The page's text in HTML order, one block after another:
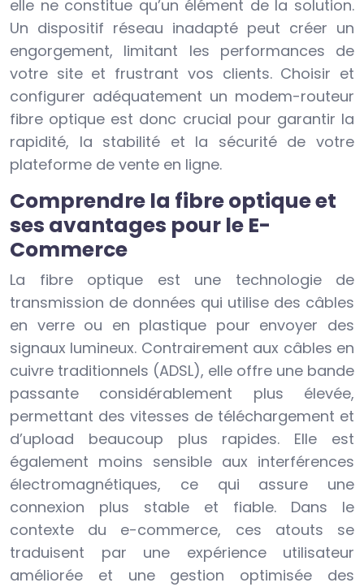
elle ne constitue qu’un élément de la solution.
Un dispositif réseau inadapté peut créer un
engorgement, limitant les performances de
votre site et frustrant vos clients. Choisir et
configurer adéquatement un modem-routeur
fibre optique est donc crucial pour garantir la
rapidité, la stabilité et la sécurité de votre
plateforme de vente en ligne.
Comprendre la fibre optique et
ses avantages pour le E-
Commerce
La fibre optique est une technologie de
transmission de données qui utilise des câbles
en verre ou en plastique pour envoyer des
signaux lumineux. Contrairement aux câbles en
cuivre traditionnels (ADSL), elle offre une bande
passante considérablement plus élevée,
permettant des vitesses de téléchargement et
d’upload beaucoup plus rapides. Elle est
également moins sensible aux interférences
électromagnétiques, ce qui assure une
connexion plus stable et fiable. Dans le
contexte du e-commerce, ces atouts se
traduisent par une expérience utilisateur
améliorée et une gestion optimisée des